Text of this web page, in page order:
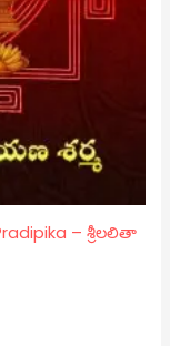
– శ్రీలలితా